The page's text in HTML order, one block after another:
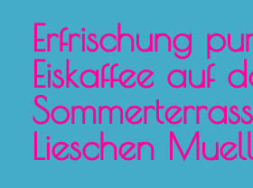
Erfrischung
Eiskaffee auf
Lieschen